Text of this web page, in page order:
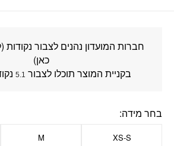
בחר מידה
XS-S
M
חברות המועדון נהנים לצבור
כאן)
בקניית המוצר תוכלו לצבור 5.1